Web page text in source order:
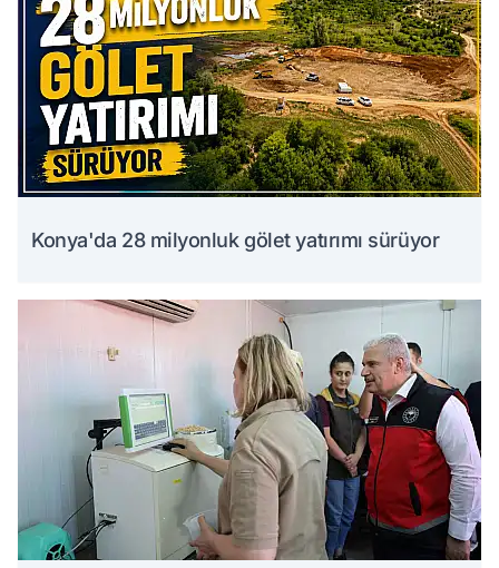
Konya'da 28 milyonluk gölet yatırımı sürüyor